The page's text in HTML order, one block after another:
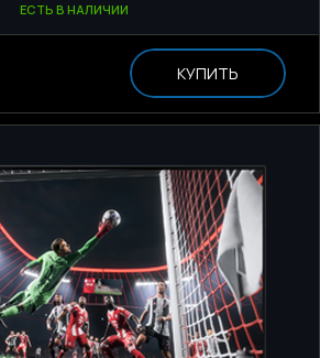
ЕСТЬ В НАЛИЧИИ
КУПИТЬ